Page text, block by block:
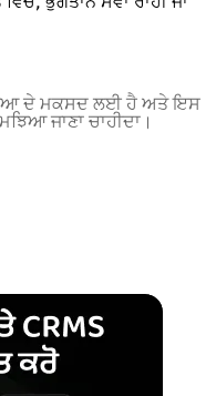
ਦੇ ਮਕਸਦ ਲਈ ਹੈ ਅਤੇ ਇਸ
ਜਾਣਾ ਚਾਹੀਦਾ।